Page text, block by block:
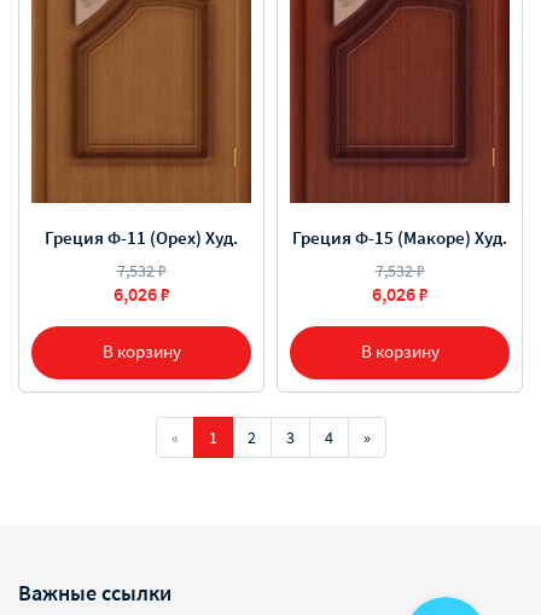
В корзину
Греция Ф-11 (Орех) Худ.
7,532 ₽
6,026 ₽
В корзину
Греция Ф-15 (Макоре) Худ.
7,532 ₽
6,026 ₽
« 1 2 3 4 »
Важные ссылки